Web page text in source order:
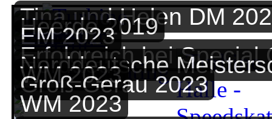
Tina und Helen DM
Heerde 2019
EM 2023
Erfolgreich bei Special
Norddeutsche
WM 2023
Groß-Gerau 2023
WM 2023